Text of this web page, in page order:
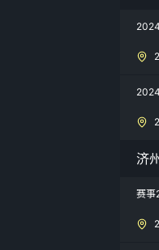
济
赛事